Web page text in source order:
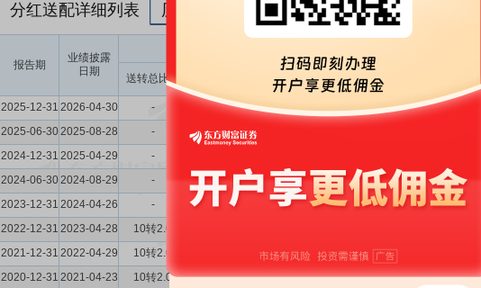
分红送配详细列表 历次分红派息与涨跌幅表现
报告期
业绩披露
日期
送转总比例 转股比例 现金分红比
例
股息率
（%）
2025-12-31 2026-04-30 - - - 10派4.75 2.03 1.04 6.55 0.98
2025-06-302025-08-28 - -
2024-12-31 2025-04-29 -
2024-06-302024-08-29 - - - 10派1.35 0.51 0.34 5.66 0.97
2023-12-31 2024-04-26 - 10派5.4 2.24 0.90 5.87 0.96
2022-12-31 2023-04-28 10转2.0
2021-12-31 2022-04-29 10转2.0 10转2.0 10派4.1 1.25 1.02
2020-12-31 2021-04-23 10转2.0 - 10转2.0 10派4.2 1.49 1.06 7.39 2.18